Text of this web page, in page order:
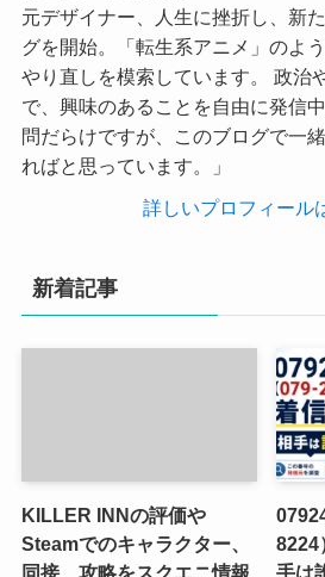
元デザイナー、人生に挫折し、新
グを開始。「転生系アニメ」のよ
やり直しを模索しています。 政治
で、興味のあることを自由に発信
問だらけですが、このブログで一
ればと思っています。」
詳しいプロフィール
新着記事
KILLER INNの評価や
Steamでのキャラクター、
同接、攻略をスクエニ情報
8224
手は